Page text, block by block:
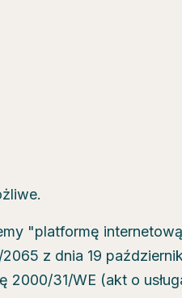
"platformę
z dnia 19
2000/31/WE (akt o